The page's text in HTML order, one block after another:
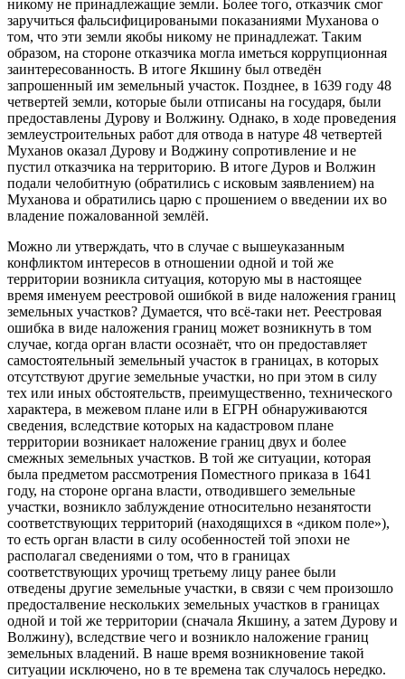
никому не принадлежащие земли. Более того, отказчик смог
заручиться фальсифицироваными показаниями Муханова о
том, что эти земли якобы никому не принадлежат. Таким
образом, на стороне отказчика могла иметься коррупционная
заинтересованность. В итоге Якшину был отведён
запрошенный им земельный участок. Позднее, в 1639 году 48
четвертей земли, которые были отписаны на государя, были
предоставлены Дурову и Волжину. Однако, в ходе проведения
землеустроительных работ для отвода в натуре 48 четвертей
Муханов оказал Дурову и Воджину сопротивление и не
пустил отказчика на территорию. В итоге Дуров и Волжин
подали челобитную (обратились с исковым заявлением) на
Муханова и обратились царю с прошением о введении их во
владение пожалованной землёй.
Можно ли утверждать, что в случае с вышеуказанным
конфликтом интересов в отношении одной и той же
территории возникла ситуация, которую мы в настоящее
время именуем реестровой ошибкой в виде наложения границ
земельных участков? Думается, что всё-таки нет. Реестровая
ошибка в виде наложения границ может возникнуть в том
случае, когда орган власти осознаёт, что он предоставляет
самостоятельный земельный участок в границах, в которых
отсутствуют другие земельные участки, но при этом в силу
тех или иных обстоятельств, преимущественно, технического
характера, в межевом плане или в ЕГРН обнаруживаются
сведения, вследствие которых на кадастровом плане
территории возникает наложение границ двух и более
смежных земельных участков. В той же ситуации, которая
была предметом рассмотрения Поместного приказа в 1641
году, на стороне органа власти, отводившего земельные
участки, возникло заблуждение относительно незанятости
соответствующих территорий (находящихся в «диком поле»),
то есть орган власти в силу особенностей той эпохи не
располагал сведениями о том, что в границах
соответствующих урочищ третьему лицу ранее были
отведены другие земельные участки, в связи с чем произошло
предосталвение нескольких земельных участков в границах
одной и той же территории (сначала Якшину, а затем Дурову и
Волжину), вследствие чего и возникло наложение границ
земельных владений. В наше время возникновение такой
ситуации исключено, но в те времена так случалось нередко.